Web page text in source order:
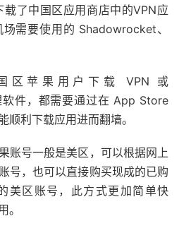
了中国区应用商店中的VPN应
需要使用的 Shadowrocket、
区苹果用户下载 VPN 或
件，都需要通过在 App Store
顺利下载应用进而翻墙。
账号一般是美区，可以根据网上
号，也可以直接购买现成的已购
美区账号，此方式更加简单快
。